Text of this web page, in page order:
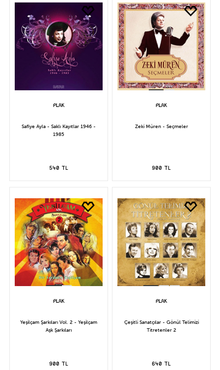
Safiye Ayla - Saklı Kayıtlar 1946 -
1985
540 TL
Zeki Müren - Seçmeler
900 TL
Yeşilçam Şarkıları Vol. 2 - Yeşilçam
Aşk Şarkıları
900 TL
Çeşitli Sanatçılar - Gönül Telimizi
Titretenler 2
640 TL